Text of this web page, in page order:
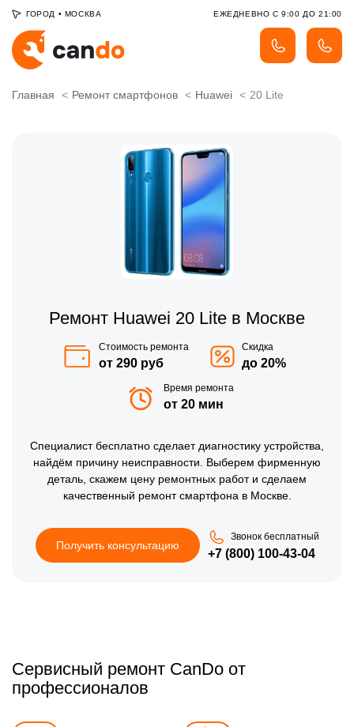
ГОРОД • МОСКВА ЕЖЕДНЕВНО С 9:00 ДО 21:00
Главная Ремонт смартфонов Huawei 20 Lite
Ремонт Huawei 20 Lite в Москве
Стоимость ремонта
от 290 руб
Скидка
до 20%
Время ремонта
от 20 мин
Специалист бесплатно сделает диагностику устройства,
найдём причину неисправности. Выберем фирменную
деталь, скажем цену ремонтных работ и сделаем
качественный ремонт смартфона в Москве.
Получить консультацию
Звонок бесплатный
+7 (800) 100-43-04
Сервисный ремонт CanDo от
профессионалов